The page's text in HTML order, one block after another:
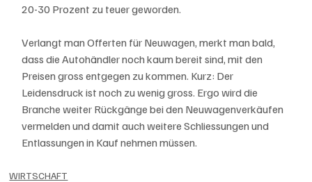
20-30 Prozent zu teuer geworden.
Verlangt man Offerten für Neuwagen, merkt man bald,
dass die Autohändler noch kaum bereit sind, mit den
Preisen gross entgegen zu kommen. Kurz: Der
Leidensdruck ist noch zu wenig gross. Ergo wird die
Branche weiter Rückgänge bei den Neuwagenverkäufen
vermelden und damit auch weitere Schliessungen und
Entlassungen in Kauf nehmen müssen.
WIRTSCHAFT